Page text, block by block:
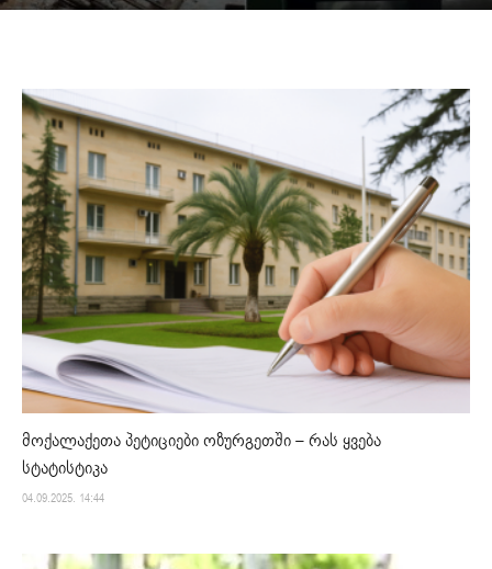
მოქალაქეთა პეტიციები ოზურგეთში – რას ყვება
სტატისტიკა
04.09.2025. 14:44